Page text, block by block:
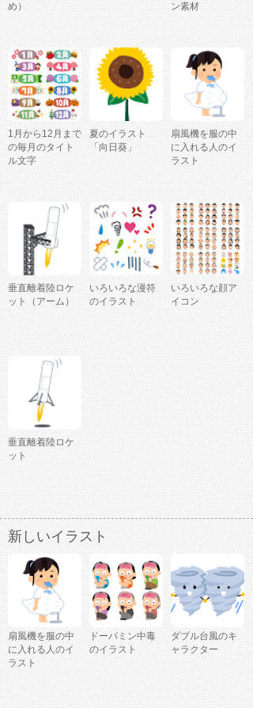
め）
ン素材
1月から12月まで
の毎月のタイト
ル文字
夏のイラスト
「向日葵」
扇風機を服の中
に入れる人のイ
ラスト
垂直離着陸ロケ
ット（アーム）
いろいろな漫符
のイラスト
いろいろな顔ア
イコン
垂直離着陸ロケ
ット
新しいイラスト
扇風機を服の中
に入れる人のイ
ラスト
ドーパミン中毒
のイラスト
ダブル台風のキ
ャラクター